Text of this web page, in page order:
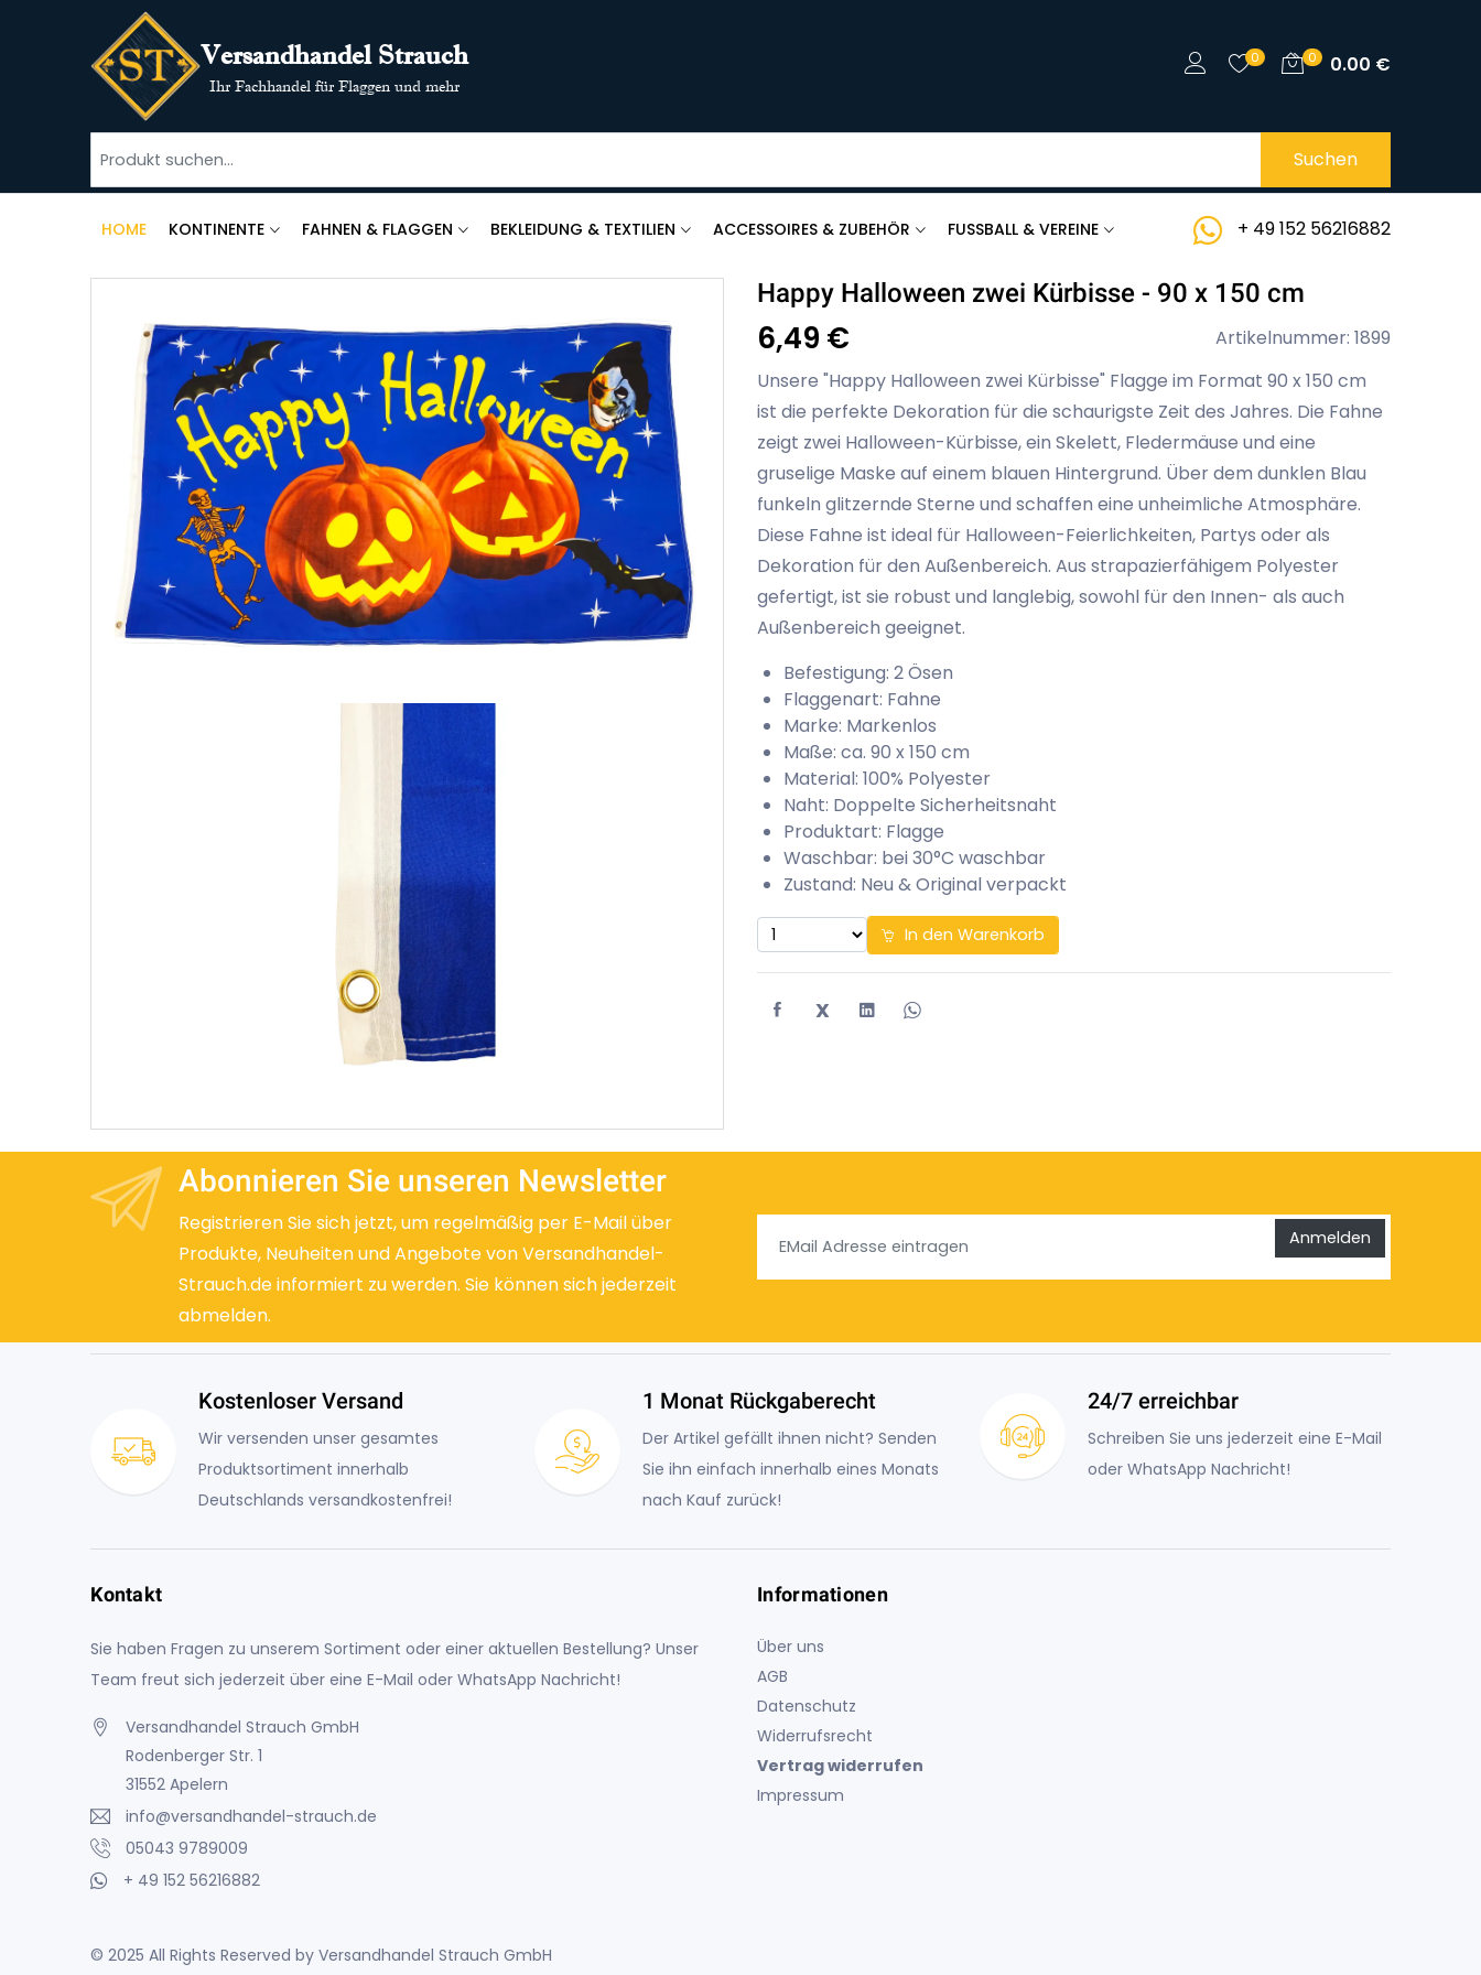
Versandhandel Strauch
Ihr Fachhandel für Flaggen und mehr
0 0 0.00 €
Suchen
HOME KONTINENTE FAHNEN & FLAGGEN BEKLEIDUNG & TEXTILIEN ACCESSOIRES & ZUBEHÖR FUSSBALL & VEREINE + 49 152 56216882
Happy Halloween zwei Kürbisse - 90 x 150 cm
6,49 €
Artikelnummer: 1899
Unsere "Happy Halloween zwei Kürbisse" Flagge im Format 90 x 150 cm
ist die perfekte Dekoration für die schaurigste Zeit des Jahres. Die Fahne
zeigt zwei Halloween-Kürbisse, ein Skelett, Fledermäuse und eine
gruselige Maske auf einem blauen Hintergrund. Über dem dunklen Blau
funkeln glitzernde Sterne und schaffen eine unheimliche Atmosphäre.
Diese Fahne ist ideal für Halloween-Feierlichkeiten, Partys oder als
Dekoration für den Außenbereich. Aus strapazierfähigem Polyester
gefertigt, ist sie robust und langlebig, sowohl für den Innen- als auch
Außenbereich geeignet.
Befestigung: 2 Ösen
Flaggenart: Fahne
Marke: Markenlos
Maße: ca. 90 x 150 cm
Material: 100% Polyester
Naht: Doppelte Sicherheitsnaht
Produktart: Flagge
Waschbar: bei 30°C waschbar
Zustand: Neu & Original verpackt
In den Warenkorb
X
Abonnieren Sie unseren Newsletter
Registrieren Sie sich jetzt, um regelmäßig per E-Mail über
Produkte, Neuheiten und Angebote von Versandhandel-
Strauch.de informiert zu werden. Sie können sich jederzeit
abmelden.
Anmelden
Kostenloser Versand
Wir versenden unser gesamtes
Produktsortiment innerhalb
Deutschlands versandkostenfrei!
1 Monat Rückgaberecht
Der Artikel gefällt ihnen nicht? Senden
Sie ihn einfach innerhalb eines Monats
nach Kauf zurück!
24/7 erreichbar
Schreiben Sie uns jederzeit eine E-Mail
oder WhatsApp Nachricht!
Kontakt
Sie haben Fragen zu unserem Sortiment oder einer aktuellen Bestellung? Unser
Team freut sich jederzeit über eine E-Mail oder WhatsApp Nachricht!
Versandhandel Strauch GmbH
Rodenberger Str. 1
31552 Apelern
info@versandhandel-strauch.de
05043 9789009
+ 49 152 56216882
Informationen
Über uns
AGB
Datenschutz
Widerrufsrecht
Vertrag widerrufen
Impressum
© 2025 All Rights Reserved by Versandhandel Strauch GmbH